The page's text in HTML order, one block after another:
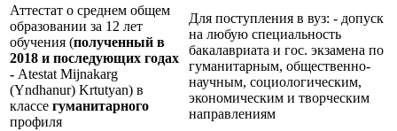
Аттестат о среднем общем
образовании за 12 лет
обучения (полученный в
2018 и последующих годах
- Atestat Mijnakarg
(Yndhanur) Krtutyan) в
классе гуманитарного
профиля
Для поступления в вуз: - допуск
на любую специальность
бакалавриата и гос. экзамена по
гуманитарным, общественно-
научным, социологическим,
экономическим и творческим
направлениям